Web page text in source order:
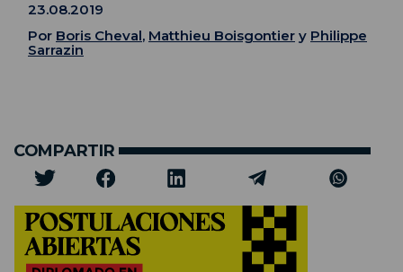
23.08.2019
Por Boris Cheval, Matthieu Boisgontier y Philippe
Sarrazin
COMPARTIR